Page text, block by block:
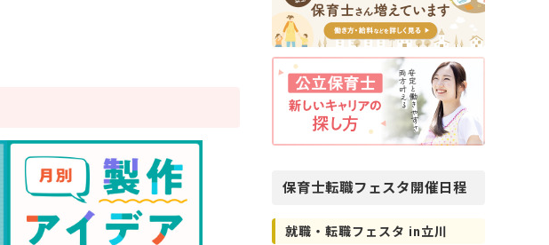
保育士転職フェスタ開催日程
就職・転職フェスタ in立川